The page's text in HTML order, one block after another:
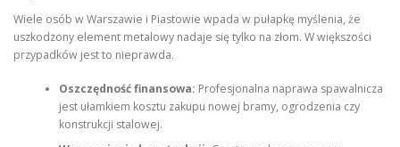
Wiele osób w Warszawie i Piastowie wpada w pułapkę myślenia, że
uszkodzony element metalowy nadaje się tylko na złom. W większości
przypadków jest to nieprawda.
Oszczędność finansowa: Profesjonalna naprawa spawalnicza
jest ułamkiem kosztu zakupu nowej bramy, ogrodzenia czy
konstrukcji stalowej.